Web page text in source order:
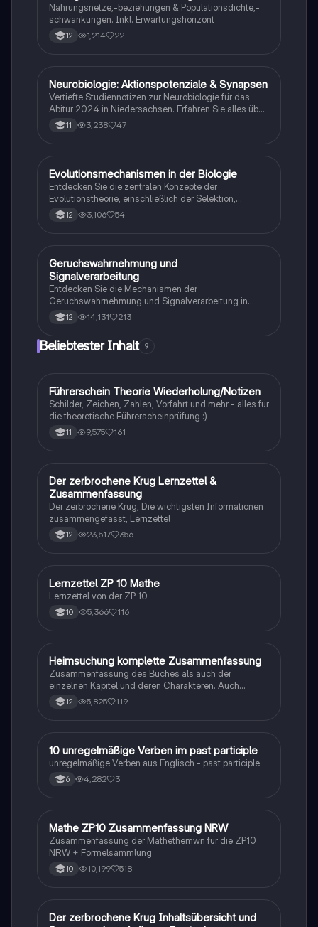
Nahrungsnetze,-beziehungen & Populationsdichte,-
schwankungen. Inkl. Erwartungshorizont
12 1,214 22
Biologie
Neurobiologie: Aktionspotenziale & Synapsen
Vertiefte Studiennotizen zur Neurobiologie für das
Abitur 2024 in Niedersachsen. Erfahren Sie alles über
Aktionspotenziale, Ruhepotenziale, synaptische
Integration, die Rolle von Neurotransmittern, die
Schüler, die sich auf Prüfungen vorbereiten und ein
tiefes Verständnis der neuronalen Signalübertragung
entwickeln möchten.
11 3,238 47
Biologie
Evolutionsmechanismen in der Biologie
Entdecken Sie die zentralen Konzepte der
Evolutionstheorie, einschließlich der Selektion,
Isolationsmechanismen und Evolutionsfaktoren wie
Mutation und Rekombination. Diese
Entstehung neuer Arten durch allopatrische und
sympatrische Artbildung. Ideal für Biologiestudenten
im Grundkurs.
12 3,106 54
Biologie
Geruchswahrnehmung und
Signalverarbeitung
Entdecken Sie die Mechanismen der
Geruchswahrnehmung und Signalverarbeitung in
Nervenzellen. Diese Übungsaufgaben für das
mündliche Abitur in Neurobiologie behandeln
Rezeptorpotentiale, Aktionspotentiale und die
Codierung von Geruchsstoffsignalen. Ideal für
12 14,131 213
Beliebtester Inhalt 9
Lerntipps
Führerschein Theorie Wiederholung/Notizen
Schilder, Zeichen, Zahlen, Vorfahrt und mehr - alles für
die theoretische Führerscheinprüfung :)
11 9,575 161
Deutsch
Der zerbrochene Krug Lernzettel &
Zusammenfassung
Der zerbrochene Krug, Die wichtigsten Informationen
zusammengefasst, Lernzettel
12 23,517 356
Mathe
Lernzettel ZP 10 Mathe
Lernzettel von der ZP 10
10 5,366 116
Deutsch
Heimsuchung komplette Zusammenfassung
Zusammenfassung des Buches als auch der
einzelnen Kapitel und deren Charakteren. Auch
tabellarisch. Im Unterricht ohne KI erstellt
12 5,825 119
1 Englisch
10 unregelmäßige Verben im past participle
unregelmäßige Verben aus Englisch - past participle
6 4,282 3
Mathe
Mathe ZP10 Zusammenfassung NRW
Zusammenfassung der Mathethemwn für die ZP10
NRW + Formelsammlung
10 10,199 518
Deutsch
Der zerbrochene Krug Inhaltsübersicht und